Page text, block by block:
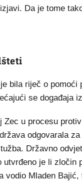
Da je tome
bila riječ o
se događaja
Zec u procesu
odgovarala
Državno
utvrđeno je li
vodio Mladen